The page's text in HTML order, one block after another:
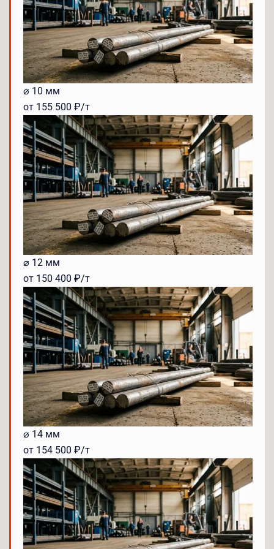
⌀ 10 мм
от 155 500 ₽/т
⌀ 12 мм
от 150 400 ₽/т
⌀ 14 мм
от 154 500 ₽/т